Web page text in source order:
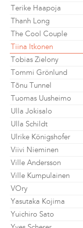
Terike Haapoja
Thanh Long
The Cool Couple
Tiina Itkonen
Tobias Zielony
Tommi Grönlund
Tõnu Tunnel
Tuomas Uusheimo
Ulla Jokisalo
Ulla Schildt
Ulrike Königshofer
Viivi Nieminen
Ville Andersson
Ville Kumpulainen
VOry
Yasutaka Kojima
Yuichiro Sato